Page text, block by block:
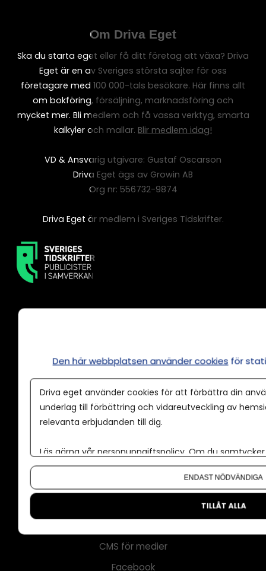
Om Driva Eget
Ska du starta eget eller få ditt företag att växa? Driva
Eget är en av Sveriges största sajter för oss
företagare med 100 000-tals besökare. Här finns allt
om bokföring, försäljning, marknadsföring och
mycket mer. Bli medlem och få vassa verktyg, smarta
kalkyler och mallar. Blir medlem idag!
VD & Ansvarig utgivare: Gustaf Oscarson
Driva Eget ägs av Growin AB
Org nr: 556732-9874
Driva Eget är medlem i Sveriges Tidskrifter.
Annonsera
Om cookies
Våra användarvillkor
Policy för AI
Tillgänglighet
CMS för medier
Facebook
Den här webbplatsen använder cookies för
Driva eget använder cookies för att förbättra din
underlag till förbättring och vidareutveckling av
relevanta erbjudanden till dig.
Läs gärna vår personuppgiftspolicy. Om du
Om du vill ändra ditt val i efterhand hittar du den
ENDAST NÖDVÄNDIGA
TILLÅT ALLA